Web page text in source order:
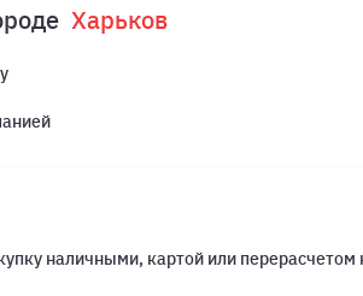
Харьков
наличными, картой или перерасчетом